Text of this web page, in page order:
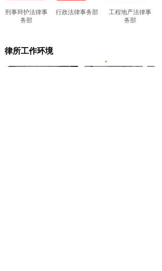
刑事辩护法律事
务部
行政法律事务部
工程地产法律事
务部
律所工作环境